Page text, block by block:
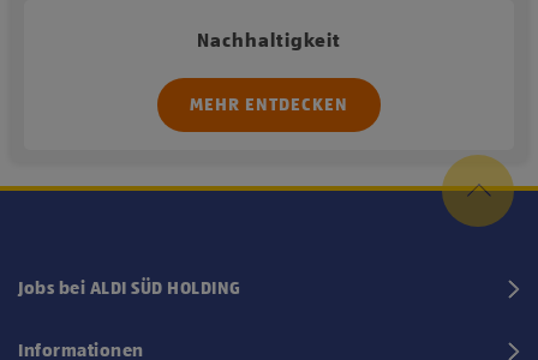
Nachhaltigkeit
MEHR ENTDECKEN
Jobs bei ALDI SÜD HOLDING
Informationen